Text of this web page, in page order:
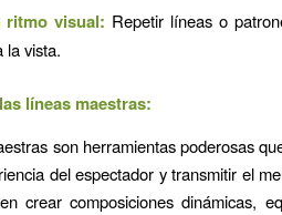
ritmo visual: Repetir líneas o
la vista.
líneas maestras:
son herramientas poderosas
del espectador y transmitir el
crear composiciones dinámicas,